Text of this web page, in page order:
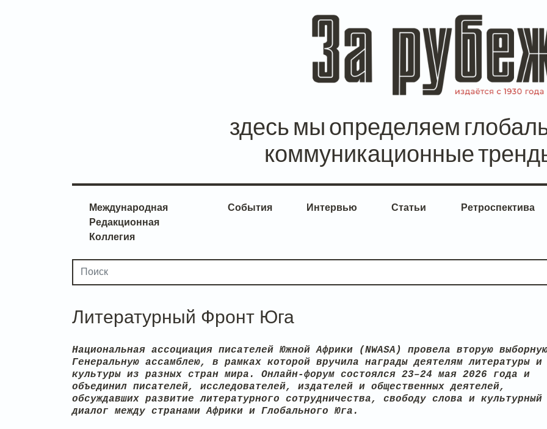
здесь мы определяем
коммуникационные
Международная
Редакционная
Коллегия
События Интервью Статьи Ретроспектива
Литературный Фронт Юга
Национальная ассоциация писателей Южной Африки (NWASA) провела вторую
Генеральную ассамблею, в рамках которой вручила награды деятелям литературы и
культуры из разных стран мира. Онлайн-форум состоялся 23–24 мая 2026 года и
объединил писателей, исследователей, издателей и общественных деятелей,
обсуждавших развитие литературного сотрудничества, свободу слова и культурный
диалог между странами Африки и Глобального Юга.